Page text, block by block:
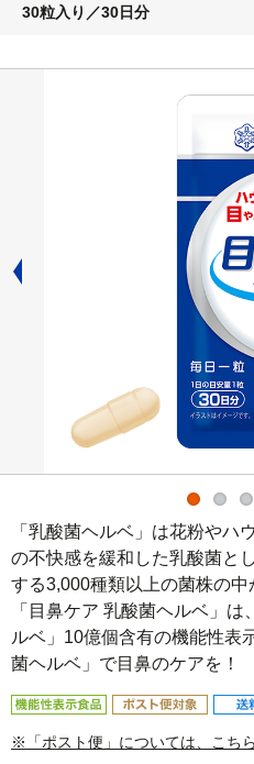
30粒入り／30日分
「乳酸菌ヘルベ」は花粉やハ
の不快感を緩和した乳酸菌と
する3,000種類以上の菌株の中
「目鼻ケア 乳酸菌ヘルベ」
ルベ」10億個含有の機能性表
菌ヘルベ」で目鼻のケアを！
※「ポスト便」については、こちら